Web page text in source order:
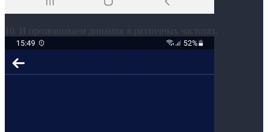
10. И прозваниваем динамик в различных частотах.